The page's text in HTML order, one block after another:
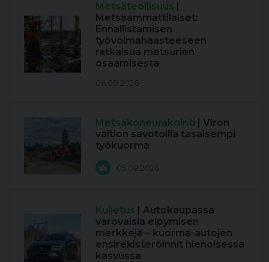
Metsäteollisuus |
Metsäammattilaiset:
Ennallistamisen
työvoimahaasteeseen
ratkaisua metsurien
osaamisesta
06.08.2026
Metsäkoneurakointi | Viron
valtion savotoilla tasaisempi
työkuorma
05.08.2026
Kuljetus | Autokaupassa
varovaisia elpymisen
merkkejä – kuorma-autojen
ensirekisteröinnit hienoisessa
kasvussa